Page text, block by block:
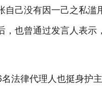
己没有因一己之私
也曾通过发言人表示
法律代理人也挺身护